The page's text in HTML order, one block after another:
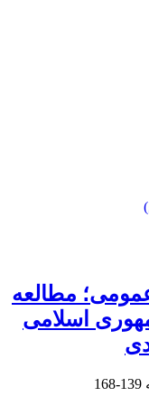
مطالعه
اسلامی
139-168